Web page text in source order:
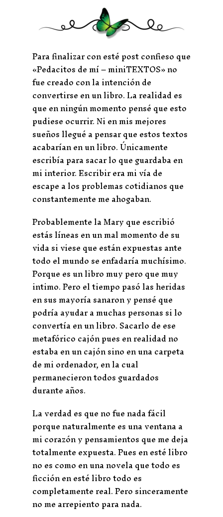
Para finalizar con esté post confieso que
«Pedacitos de mí – miniTEXTOS» no
fue creado con la intención de
convertirse en un libro. La realidad es
que en ningún momento pensé que esto
pudiese ocurrir. Ni en mis mejores
sueños llegué a pensar que estos textos
acabarían en un libro. Únicamente
escribía para sacar lo que guardaba en
mi interior. Escribir era mi vía de
escape a los problemas cotidianos que
constantemente me ahogaban.
Probablemente la Mary que escribió
estás líneas en un mal momento de su
vida si viese que están expuestas ante
todo el mundo se enfadaría muchísimo.
Porque es un libro muy pero que muy
intimo. Pero el tiempo pasó las heridas
en sus mayoría sanaron y pensé que
podría ayudar a muchas personas si lo
convertía en un libro. Sacarlo de ese
metafórico cajón pues en realidad no
estaba en un cajón sino en una carpeta
de mi ordenador, en la cual
permanecieron todos guardados
durante años.
La verdad es que no fue nada fácil
porque naturalmente es una ventana a
mi corazón y pensamientos que me deja
totalmente expuesta. Pues en esté libro
no es como en una novela que todo es
ficción en esté libro todo es
completamente real. Pero sinceramente
no me arrepiento para nada.